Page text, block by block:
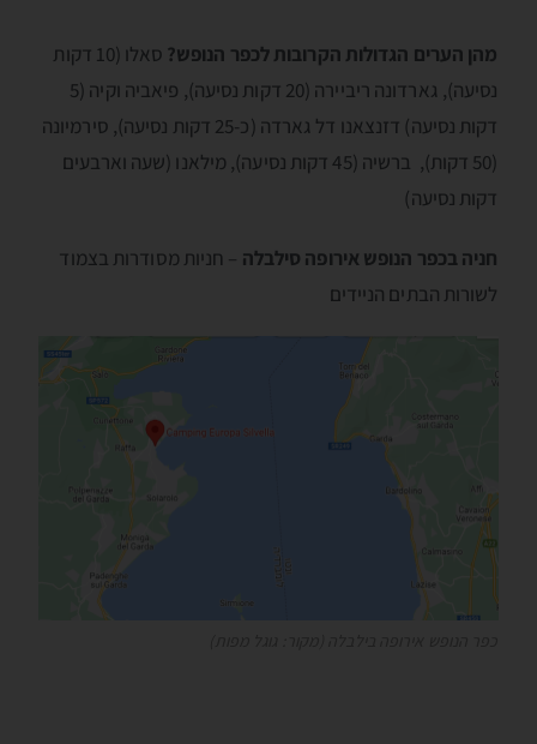
מהן הערים הגדולות הקרובות לכפר הנופש?
סאלו (10 דקות
נסיעה), גארדונה ריביירה (20 דקות נסיעה), פיאביה וקיה (5
דקות נסיעה) דזנצאנו דל גארדה (כ-25 דקות נסיעה), סירמיונה
(50 דקות), ברשיה (45 דקות נסיעה), מילאנו (שעה וארבעים
דקות נסיעה)
חניה בכפר הנופש אירופה סילבלה – חניות מסודרות בצמוד
לשורות הבתים הניידים